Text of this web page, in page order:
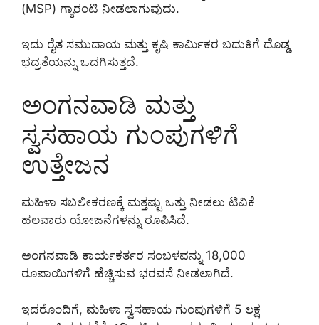
(MSP) ಗ್ಯಾರಂಟಿ ನೀಡಲಾಗುವುದು.
ಇದು ರೈತ ಸಮುದಾಯ ಮತ್ತು ಕೃಷಿ ಕಾರ್ಮಿಕರ ಬದುಕಿಗೆ ದೊಡ್ಡ
ಭದ್ರತೆಯನ್ನು ಒದಗಿಸುತ್ತದೆ.
ಅಂಗನವಾಡಿ ಮತ್ತು
ಸ್ವಸಹಾಯ ಗುಂಪುಗಳಿಗೆ
ಉತ್ತೇಜನ
ಮಹಿಳಾ ಸಬಲೀಕರಣಕ್ಕೆ ಮತ್ತಷ್ಟು ಒತ್ತು ನೀಡಲು ಟಿವಿಕೆ
ಹಲವಾರು ಯೋಜನೆಗಳನ್ನು ರೂಪಿಸಿದೆ.
ಅಂಗನವಾಡಿ ಕಾರ್ಯಕರ್ತರ ಸಂಬಳವನ್ನು 18,000
ರೂಪಾಯಿಗಳಿಗೆ ಹೆಚ್ಚಿಸುವ ಭರವಸೆ ನೀಡಲಾಗಿದೆ.
ಇದರೊಂದಿಗೆ, ಮಹಿಳಾ ಸ್ವಸಹಾಯ ಗುಂಪುಗಳಿಗೆ 5 ಲಕ್ಷ